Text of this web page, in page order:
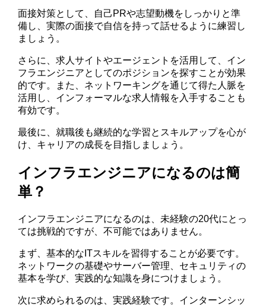
面接対策として、自己PRや志望動機をしっかりと準
備し、実際の面接で自信を持って話せるように練習し
ましょう。
さらに、求人サイトやエージェントを活用して、イン
フラエンジニアとしてのポジションを探すことが効果
的です。また、ネットワーキングを通じて得た人脈を
活用し、インフォーマルな求人情報を入手することも
有効です。
最後に、就職後も継続的な学習とスキルアップを心が
け、キャリアの成長を目指しましょう。
インフラエンジニアになるのは簡
単？
インフラエンジニアになるのは、未経験の20代にとっ
ては挑戦的ですが、不可能ではありません。
まず、基本的なITスキルを習得することが必要です。
ネットワークの基礎やサーバー管理、セキュリティの
基本を学び、実践的な知識を身につけましょう。
次に求められるのは、実践経験です。インターンシッ